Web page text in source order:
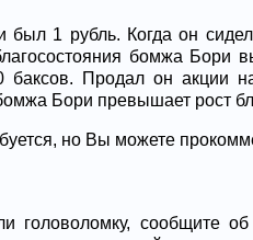
1 рубль. Когда он
бомжа Бори
баксов. Продал он акции
Бори превышает рост
но Вы можете
головоломку, сообщите